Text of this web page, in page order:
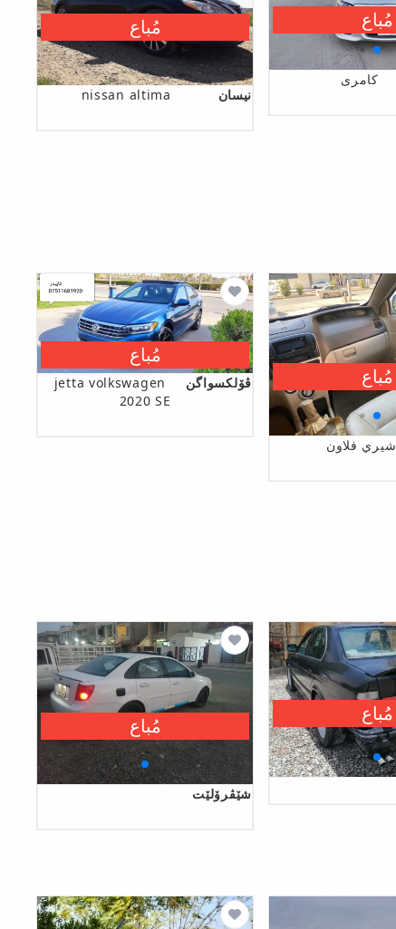
کامری
مُباع
نیسان nissan altima
مُباع
شيري فلاون
مُباع ڤۆلکسواگن
jetta volkswagen
2020 SE
مُباع
مُباع
شێڤرۆلێت
مُباع